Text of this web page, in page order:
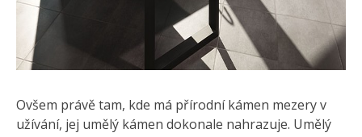
Ovšem právě tam, kde má přírodní kámen mezery v
užívání, jej umělý kámen dokonale nahrazuje. Umělý